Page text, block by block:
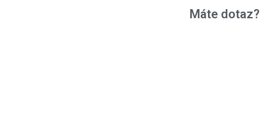
Máte dotaz?